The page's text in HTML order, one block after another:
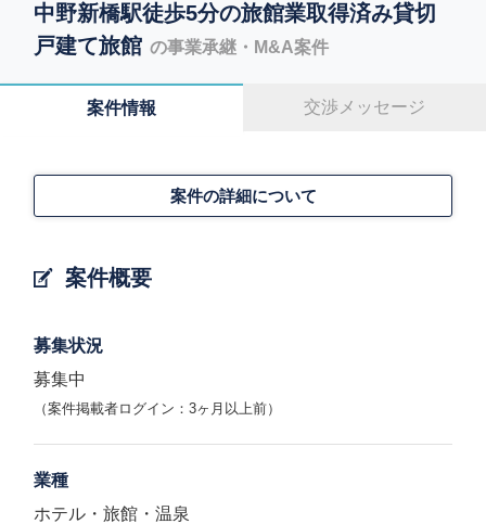
中野新橋駅徒歩5分の旅館業取得済み貸切
戸建て旅館 の事業承継・M&A案件
案件情報 交渉メッセージ
案件概要
案件の詳細について
募集状況
募集中
（案件掲載者ログイン：3ヶ月以上前）
業種
ホテル・旅館・温泉